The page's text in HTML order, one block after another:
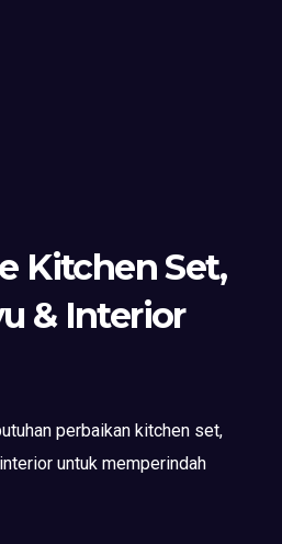
Kitchen Set,
& Interior
perbaikan kitchen set,
untuk memperindah